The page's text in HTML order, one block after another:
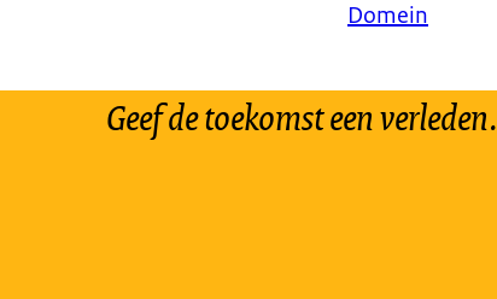
Domein
Geef de toekomst een verleden.